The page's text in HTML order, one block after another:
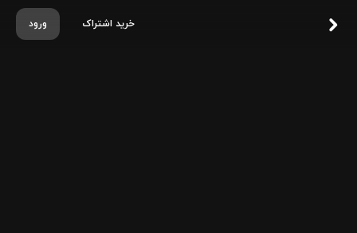
ورود خرید اشتراک